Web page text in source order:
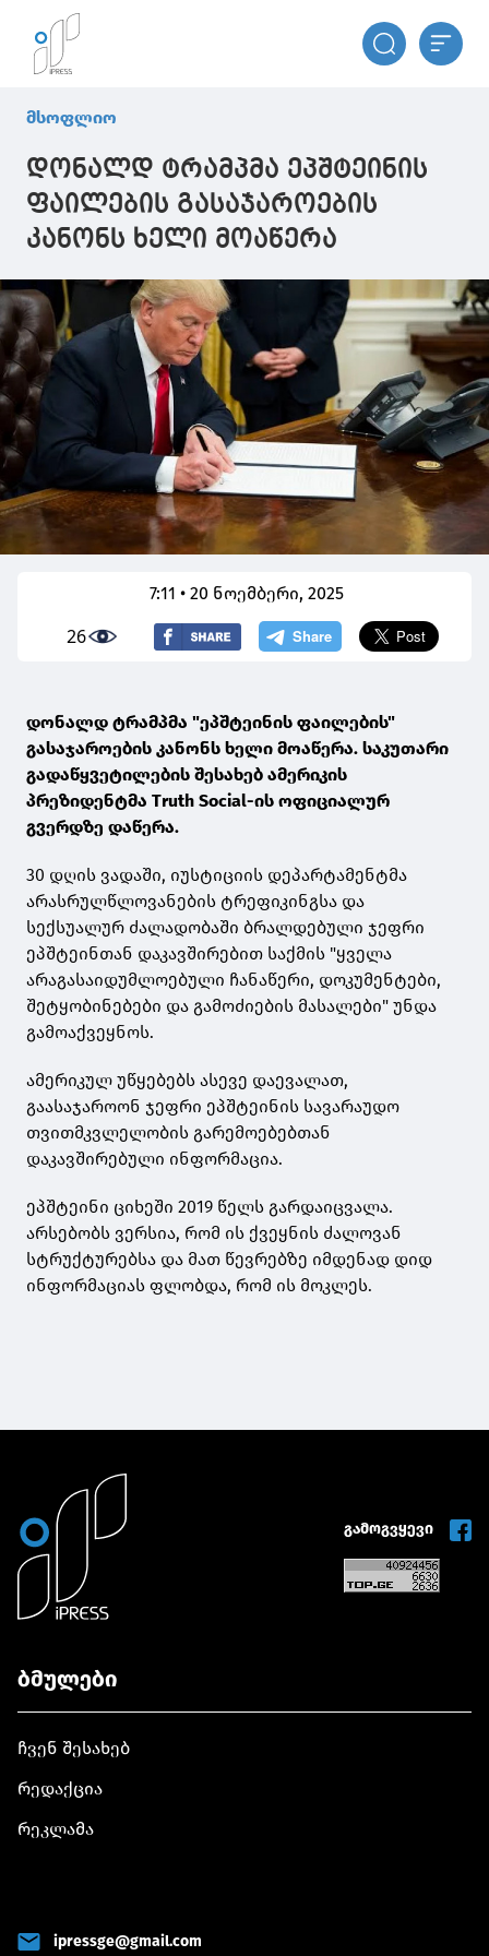
მსოფლიო
დონალდ ტრამპმა ეპშტეინის
ფაილების გასაჯაროების
კანონს ხელი მოაწერა
7:11 • 20 ნოემბერი, 2025
26
დონალდ ტრამპმა "ეპშტეინის ფაილების"
გასაჯაროების კანონს ხელი მოაწერა. საკუთარი
გადაწყვეტილების შესახებ ამერიკის
პრეზიდენტმა Truth Social-ის ოფიციალურ
გვერდზე დაწერა.
30 დღის ვადაში, იუსტიციის დეპარტამენტმა
არასრულწლოვანების ტრეფიკინგსა და
სექსუალურ ძალადობაში ბრალდებული ჯეფრი
ეპშტეინთან დაკავშირებით საქმის "ყველა
არაგასაიდუმლოებული ჩანაწერი, დოკუმენტები,
შეტყობინებები და გამოძიების მასალები" უნდა
გამოაქვეყნოს.
ამერიკულ უწყებებს ასევე დაევალათ,
გაასაჯაროონ ჯეფრი ეპშტეინის სავარაუდო
თვითმკვლელობის გარემოებებთან
დაკავშირებული ინფორმაცია.
ეპშტეინი ციხეში 2019 წელს გარდაიცვალა.
არსებობს ვერსია, რომ ის ქვეყნის ძალოვან
სტრუქტურებსა და მათ წევრებზე იმდენად დიდ
ინფორმაციას ფლობდა, რომ ის მოკლეს.
გამოგვყევი
ბმულები
ჩვენ შესახებ
რედაქცია
რეკლამა
ipressge@gmail.com